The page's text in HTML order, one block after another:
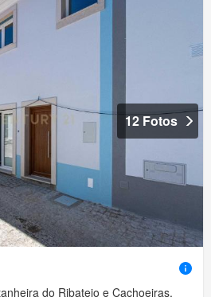
12 Fotos
do Ribatejo e Cachoeiras,